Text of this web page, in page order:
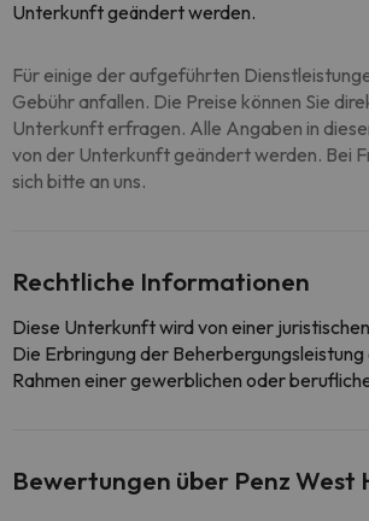
Unterkunft geändert werden.
Für einige der aufgeführten
Gebühr anfallen. Die Preise können Sie
Unterkunft erfragen. Alle Angaben in
von der Unterkunft geändert werden. Bei
sich bitte an uns.
Rechtliche Informationen
Diese Unterkunft wird von einer
Die Erbringung der
Rahmen einer gewerblichen oder
Bewertungen über Penz West